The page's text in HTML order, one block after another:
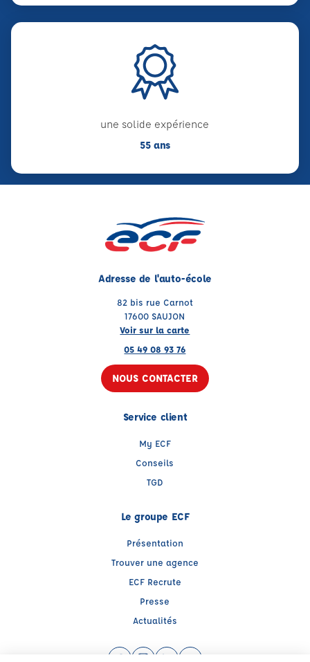
une solide expérience
55 ans
Adresse de l'auto-école
82 bis rue Carnot
17600 SAUJON
Voir sur la carte
05 49 08 93 76
NOUS CONTACTER
Service client
My ECF
Conseils
TGD
Le groupe ECF
Présentation
Trouver une agence
ECF Recrute
Presse
Actualités